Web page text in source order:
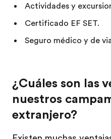
Actividades y
Certificado EF SET.
Seguro médico y de
¿Cuáles son las
nuestros
extranjero?